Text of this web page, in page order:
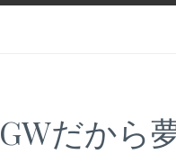
GWだから